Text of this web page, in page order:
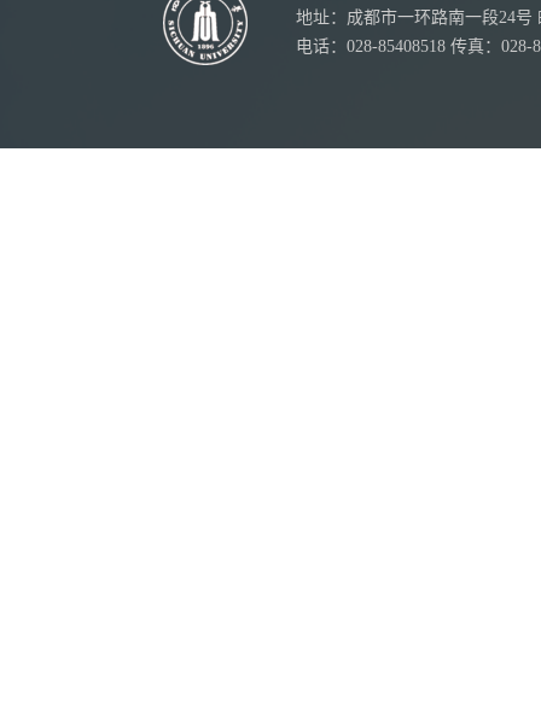
地址：成都市一环路南一段24号
电话：028-85408518 传真：028-